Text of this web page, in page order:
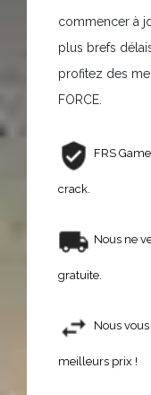
commencer à
plus brefs
profitez des
FORCE.
FRS
crack.
Nous ne
gratuite.
Nous
meilleurs prix !